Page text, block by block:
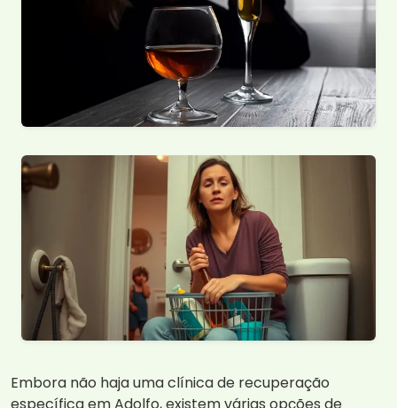
Embora não haja uma clínica de recuperação